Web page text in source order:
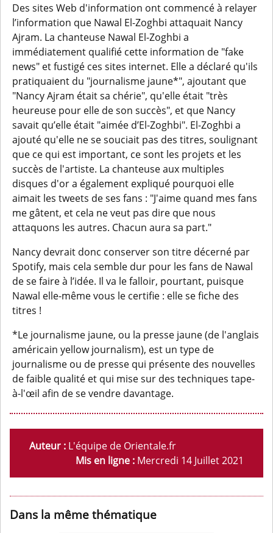
Des sites Web d'information ont commencé à relayer
l’information que Nawal El-Zoghbi attaquait Nancy
Ajram. La chanteuse Nawal El-Zoghbi a
immédiatement qualifié cette information de "fake
news" et fustigé ces sites internet. Elle a déclaré qu'ils
pratiquaient du "journalisme jaune*", ajoutant que
"Nancy Ajram était sa chérie", qu'elle était "très
heureuse pour elle de son succès", et que Nancy
savait qu’elle était "aimée d’El-Zoghbi". El-Zoghbi a
ajouté qu'elle ne se souciait pas des titres, soulignant
que ce qui est important, ce sont les projets et les
succès de l'artiste. La chanteuse aux multiples
disques d'or a également expliqué pourquoi elle
aimait les tweets de ses fans : "J'aime quand mes fans
me gâtent, et cela ne veut pas dire que nous
attaquons les autres. Chacun aura sa part."
Nancy devrait donc conserver son titre décerné par
Spotify, mais cela semble dur pour les fans de Nawal
de se faire à l’idée. Il va le falloir, pourtant, puisque
Nawal elle-même vous le certifie : elle se fiche des
titres !
*Le journalisme jaune, ou la presse jaune (de l'anglais
américain yellow journalism), est un type de
journalisme ou de presse qui présente des nouvelles
de faible qualité et qui mise sur des techniques tape-
à-l'œil afin de se vendre davantage.
Auteur : L'équipe de Orientale.fr
Mis en ligne : Mercredi 14 Juillet 2021
Dans la même thématique